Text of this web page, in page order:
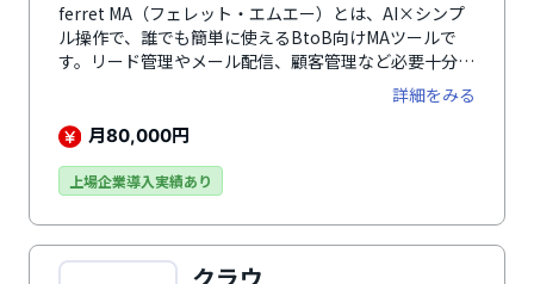
ferret MA（フェレット・エムエー）とは、AI×シンプ
ル操作で、誰でも簡単に使えるBtoB向けMAツールで
す。リード管理やメール配信、顧客管理など必要十分な
機能を網羅しています。リード数が増えても価格が跳ね
上がりにくい料金体系に加え、SFA連携やユーザー追加
も追加費用なしで利用可能です。運用の属人化や従量課
運用を実現します。
詳細をみる
月80,000円
上場企業導入実績あり